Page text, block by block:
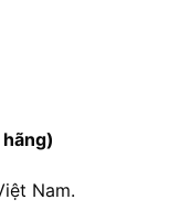
Nam.